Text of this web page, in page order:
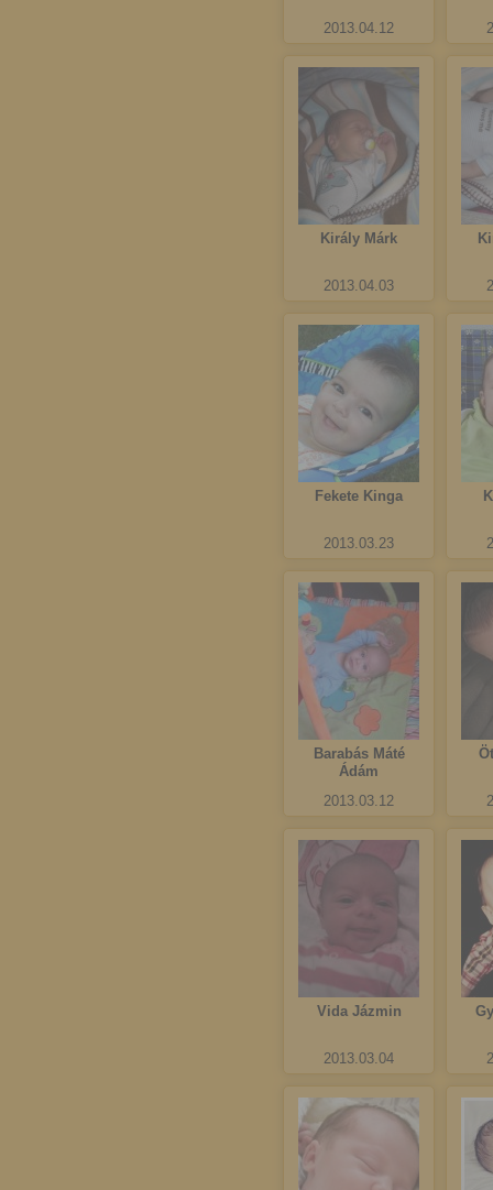
2013.04.12
Király Márk
2013.04.03
Fekete Kinga
2013.03.23
Barabás Máté
Ádám
2013.03.12
Vida Jázmin
2013.03.04